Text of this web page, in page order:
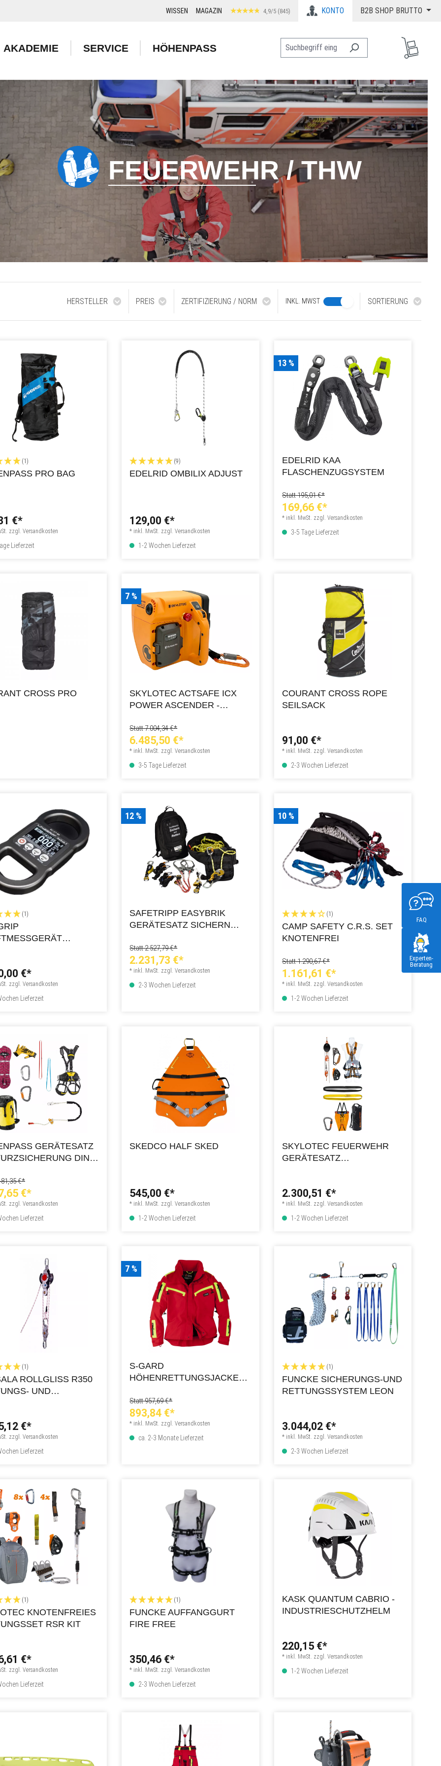
WISSEN MAGAZIN 4,9/5 (845) KONTO B2B SHOP BRUTTO
AKADEMIE SERVICE HÖHENPASS
FEUERWEHR / THW
HERSTELLER PREIS ZERTIFIZIERUNG / NORM INKL. MWST SORTIERUNG
(1)
PRO BAG
€*
zzgl. Versandkosten
Lieferzeit
(9)
EDELRID OMBILIX ADJUST
129,00 €*
* inkl. MwSt. zzgl. Versandkosten
1-2 Wochen Lieferzeit
13 %
EDELRID KAA
FLASCHENZUGSYSTEM
Statt 195,01 €*
169,66 €*
* inkl. MwSt. zzgl. Versandkosten
3-5 Tage Lieferzeit
CROSS PRO
7 %
SKYLOTEC ACTSAFE ICX
POWER ASCENDER -
Statt 7.004,34 €*
6.485,50 €*
* inkl. MwSt. zzgl. Versandkosten
3-5 Tage Lieferzeit
COURANT CROSS ROPE
SEILSACK
91,00 €*
* inkl. MwSt. zzgl. Versandkosten
2-3 Wochen Lieferzeit
(1)
€*
zzgl. Versandkosten
Lieferzeit
12 %
SAFETRIPP EASYBRIK
GERÄTESATZ SICHERN
Statt 2.527,79 €*
2.231,73 €*
* inkl. MwSt. zzgl. Versandkosten
2-3 Wochen Lieferzeit
10 %
(1)
CAMP SAFETY C.R.S. SET
KNOTENFREI
Statt 1.290,67 €*
1.161,61 €*
* inkl. MwSt. zzgl. Versandkosten
1-2 Wochen Lieferzeit
GERÄTESATZ
DIN
€*
€*
zzgl. Versandkosten
Lieferzeit
SKEDCO HALF SKED
545,00 €*
* inkl. MwSt. zzgl. Versandkosten
1-2 Wochen Lieferzeit
SKYLOTEC FEUERWEHR
GERÄTESATZ
2.300,51 €*
* inkl. MwSt. zzgl. Versandkosten
1-2 Wochen Lieferzeit
(1)
ROLLGLISS R350
UND
€*
zzgl. Versandkosten
Lieferzeit
7 %
S-GARD
HÖHENRETTUNGSJACKE
Statt 957,69 €*
893,84 €*
* inkl. MwSt. zzgl. Versandkosten
ca. 2-3 Monate Lieferzeit
(1)
FUNCKE SICHERUNGS-UND
RETTUNGSSYSTEM LEON
3.044,02 €*
* inkl. MwSt. zzgl. Versandkosten
2-3 Wochen Lieferzeit
(1)
KNOTENFREIES
RSR KIT
€*
zzgl. Versandkosten
Lieferzeit
(1)
FUNCKE AUFFANGGURT
FIRE FREE
350,46 €*
* inkl. MwSt. zzgl. Versandkosten
2-3 Wochen Lieferzeit
KASK QUANTUM CABRIO -
INDUSTRIESCHUTZHELM
220,15 €*
* inkl. MwSt. zzgl. Versandkosten
1-2 Wochen Lieferzeit
FAQ
Experten-
Beratung